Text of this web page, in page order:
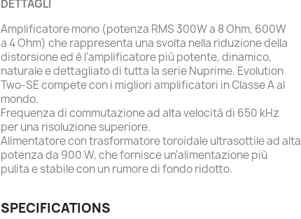
DETTAGLI
Amplificatore mono (potenza RMS 300W a 8 Ohm, 600W
a 4 Ohm) che rappresenta una svolta nella riduzione della
distorsione ed è l'amplificatore più potente, dinamico,
naturale e dettagliato di tutta la serie Nuprime. Evolution
Two-SE compete con i migliori amplificatori in Classe A al
mondo.
Frequenza di commutazione ad alta velocità di 650 kHz
per una risoluzione superiore.
Alimentatore con trasformatore toroidale ultrasottile ad alta
potenza da 900 W, che fornisce un'alimentazione più
pulita e stabile con un rumore di fondo ridotto.
SPECIFICATIONS